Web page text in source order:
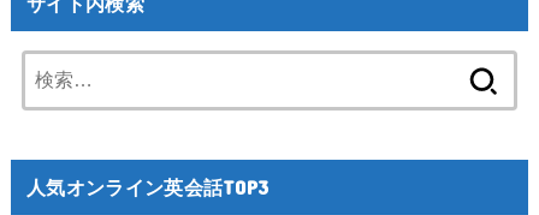
索:
人気オンライン英会話TOP3